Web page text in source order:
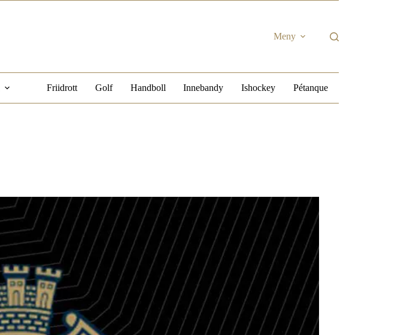
Meny
Friidrott Golf Handboll Innebandy Ishockey Pétanque